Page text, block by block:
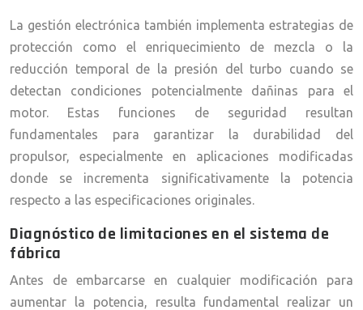
La gestión electrónica también implementa estrategias de
protección como el enriquecimiento de mezcla o la
reducción temporal de la presión del turbo cuando se
detectan condiciones potencialmente dañinas para el
motor. Estas funciones de seguridad resultan
fundamentales para garantizar la durabilidad del
propulsor, especialmente en aplicaciones modificadas
donde se incrementa significativamente la potencia
respecto a las especificaciones originales.
Diagnóstico de limitaciones en el sistema de
fábrica
Antes de embarcarse en cualquier modificación para
aumentar la potencia, resulta fundamental realizar un